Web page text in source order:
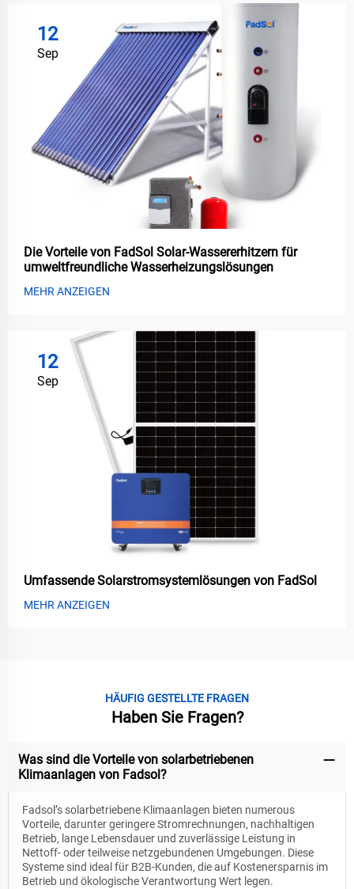
12
Sep
Die Vorteile von FadSol Solar-Wassererhitzern für
umweltfreundliche Wasserheizungslösungen
MEHR ANZEIGEN
12
Sep
Umfassende Solarstromsystemlösungen von FadSol
MEHR ANZEIGEN
HÄUFIG GESTELLTE FRAGEN
Haben Sie Fragen?
Was sind die Vorteile von solarbetriebenen
Klimaanlagen von Fadsol?
Fadsol’s solarbetriebene Klimaanlagen bieten numerous
Vorteile, darunter geringere Stromrechnungen, nachhaltigen
Betrieb, lange Lebensdauer und zuverlässige Leistung in
Nettoff- oder teilweise netzgebundenen Umgebungen. Diese
Systeme sind ideal für B2B-Kunden, die auf Kostenersparnis im
Betrieb und ökologische Verantwortung Wert legen.